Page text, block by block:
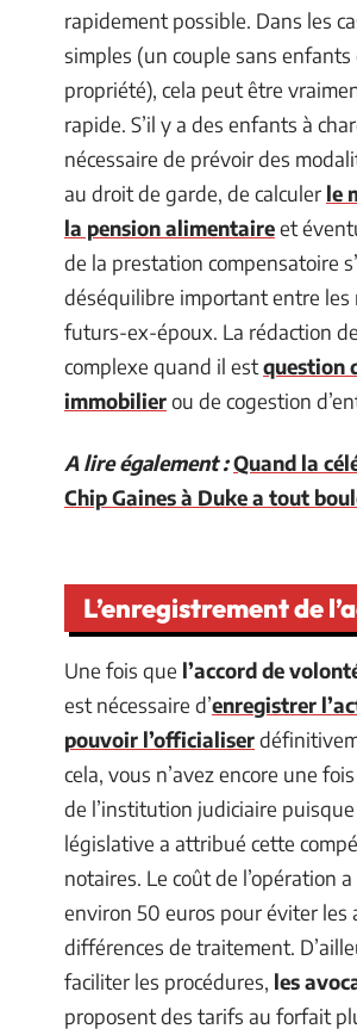
rapidement possible. Dans les
simples (un couple sans enfants
propriété), cela peut être
rapide. S’il y a des enfants à
nécessaire de prévoir des
au droit de garde, de calculer le
la pension alimentaireet
de la prestation compensatoire
déséquilibre important entre les
futurs-ex-époux. La rédaction
complexe quand il estquestion
immobilierou de cogestion
A lire également :Quand la
Chip Gaines à Duke a tout
L’enregistrement de
Une fois que l’accord de
est nécessaire d’enregistrer
pouvoir l’officialiser
cela, vous n’avez encore une
de l’institution judiciaire
législative a attribué cette
notaires. Le coût de l’opération
environ 50 euros pour éviter les
différences de traitement.
faciliter les procédures, les
proposent des tarifs au forfait